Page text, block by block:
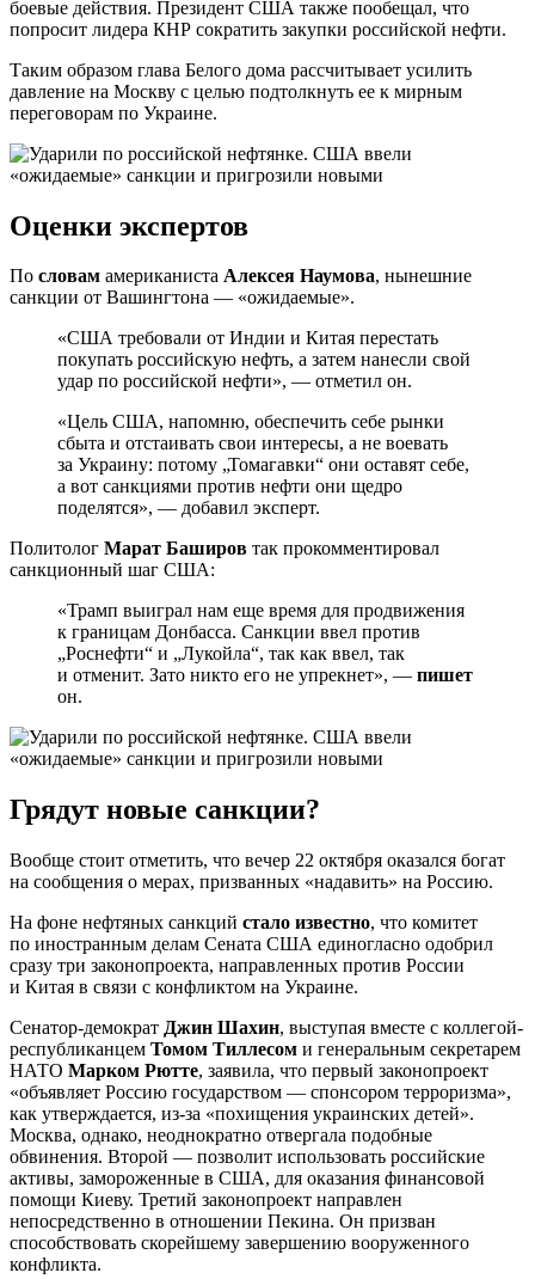
боевые действия. Президент США также пообещал, что
попросит лидера КНР сократить закупки российской нефти.
Таким образом глава Белого дома рассчитывает усилить
давление на Москву с целью подтолкнуть ее к мирным
переговорам по Украине.
Оценки экспертов
По словам американиста Алексея Наумова, нынешние
санкции от Вашингтона — «ожидаемые».
«США требовали от Индии и Китая перестать
покупать российскую нефть, а затем нанесли свой
удар по российской нефти», — отметил он.
«Цель США, напомню, обеспечить себе рынки
сбыта и отстаивать свои интересы, а не воевать
за Украину: потому „Томагавки“ они оставят себе,
а вот санкциями против нефти они щедро
поделятся», — добавил эксперт.
Политолог Марат Баширов так прокомментировал
санкционный шаг США:
«Трамп выиграл нам еще время для продвижения
к границам Донбасса. Санкции ввел против
„Роснефти“ и „Лукойла“, так как ввел, так
и отменит. Зато никто его не упрекнет», — пишет
он.
Грядут новые санкции?
Вообще стоит отметить, что вечер 22 октября оказался богат
на сообщения о мерах, призванных «надавить» на Россию.
На фоне нефтяных санкций стало известно, что комитет
по иностранным делам Сената США единогласно одобрил
сразу три законопроекта, направленных против России
и Китая в связи с конфликтом на Украине.
Сенатор-демократ Джин Шахин, выступая вместе с коллегой-
республиканцем Томом Тиллесом и генеральным секретарем
НАТО Марком Рютте, заявила, что первый законопроект
«объявляет Россию государством — спонсором терроризма»,
как утверждается, из-за «похищения украинских детей».
Москва, однако, неоднократно отвергала подобные
обвинения. Второй — позволит использовать российские
активы, замороженные в США, для оказания финансовой
помощи Киеву. Третий законопроект направлен
непосредственно в отношении Пекина. Он призван
способствовать скорейшему завершению вооруженного
конфликта.